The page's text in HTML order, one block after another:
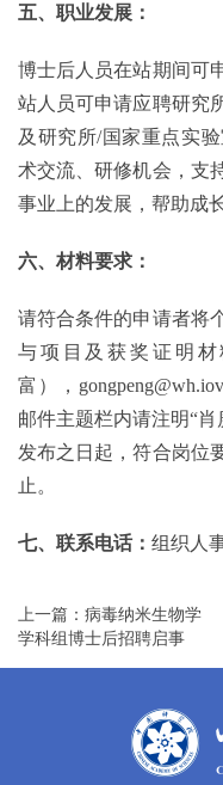
五、职业发展：
博士后人员在站期间可
站人员可申请应聘研究
及研究所/国家重点实
术交流、研修机会，支
事业上的发展，帮助成
六、材料要求：
请符合条件的申请者将
与项目及获奖证明材
富），
邮件主题栏内请注明“
发布之日起，符合岗位
止。
七、联系电话： 组织人
上一篇：病毒纳米生物学
学科组博士后招聘启事